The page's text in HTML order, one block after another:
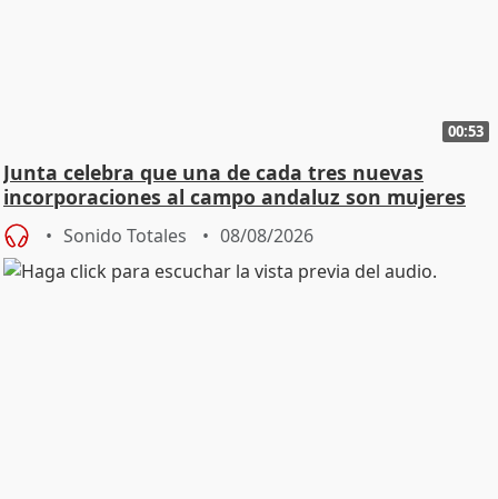
00:53
Junta celebra que una de cada tres nuevas
incorporaciones al campo andaluz son mujeres
jóvenes
Sonido Totales 08/08/2026